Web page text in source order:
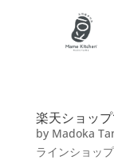
楽天ショッ
by Madoka
ラインショップ